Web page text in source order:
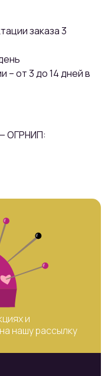
заказа 3
– от 3 до 14 дней в
ОГРНИП:
и
нашу рассылку